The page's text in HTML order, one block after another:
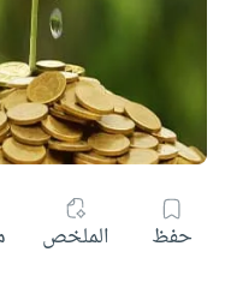
حفظ الملخص